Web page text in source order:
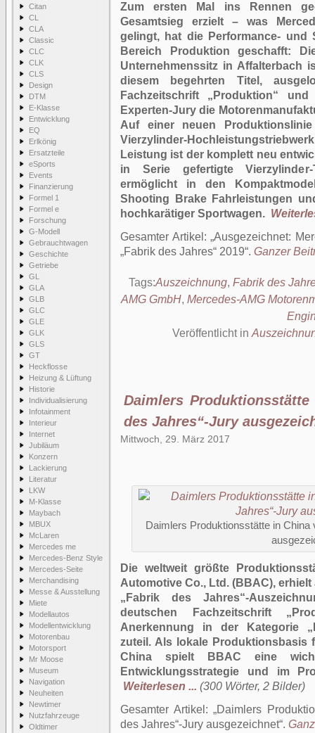
Citan
CL
CLA
Classic
CLC
CLK
CLS
Design
DTM
E-Klasse
Entwicklung
EQ
Erlkönig
Ersatzteile
eSports
Events
Finanzierung
Formel 1
Formel e
Forschung
G-Modell
Gebrauchtwagen
Geschichte
Getriebe
GL
GLA
GLB
GLC
GLE
GLK
GLS
GT
Heckflosse
Heizung & Lüftung
Historie
Individualisierung
Infotainment
Interieur
Internet
Jubiläum
Konzern
Lackierung
Literatur
LKW
M-Klasse
Maybach
MBUX
McLaren
Mercedes me
Mercedes-Benz Style
Mercedes-Seite
Merchandising
Messe & Ausstellung
Miete
Modellautos
Modellentwicklung
Motorenbau
Motorsport
Mr Moose
Museum
Navigation
Neuheiten
Newtimer
Nutzfahrzeuge
Oldtimer
Zum ersten Mal ins Rennen
Gesamtsieg erzielt – was
gelingt, hat die Performance- und
Bereich Produktion geschafft:
Unternehmenssitz in Affalterbach
diesem begehrten Titel,
Fachzeitschrift „Produktion“
Experten-Jury die
Auf einer neuen
Vierzylinder-
Leistung ist der komplett neu
in Serie gefertigte
ermöglicht in den
Shooting Brake Fahrleistungen
hochkarätiger Sportwagen.
Gesamter Artikel: Ausgezeichnet:
„Fabrik des Jahres“ 2019 . Ganzer
Tags:Auszeichnung, Fabrik des
AMG GmbH, Mercedes-AMG
Veröffentlicht in
Daimlers
des Jahres“-Jury
Mittwoch, 29. März 2017
Daimlers Produktionsstätte in China
Die weltweit größte
Automotive Co., Ltd. (BBAC),
„Fabrik des Jahres“-
deutschen Fachzeitschrift
Anerkennung in der Kategorie
zuteil. Als lokale Produktionsbasis
China spielt BBAC eine
Entwicklungsstrategie und im
Weiterlesen ... (300 Wörter, 2 Bilder)
Gesamter Artikel:
Daimlers
des Jahres“-Jury ausgezeichnet .